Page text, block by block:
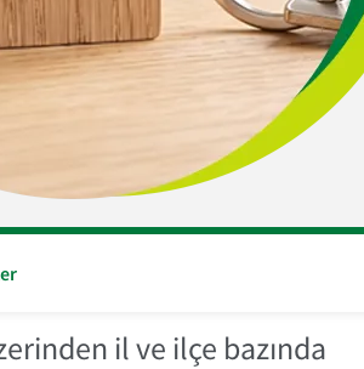
il ve ilçe bazında